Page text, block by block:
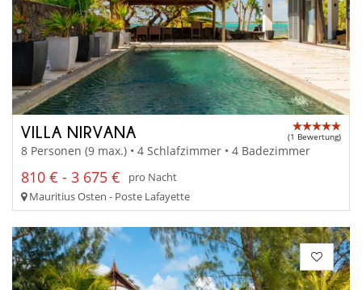
VILLA NIRVANA (1 Bewertung)
8 Personen (9 max.) • 4 Schlafzimmer • 4 Badezimmer
810 € - 3 675 €
pro Nacht
Mauritius Osten - Poste Lafayette